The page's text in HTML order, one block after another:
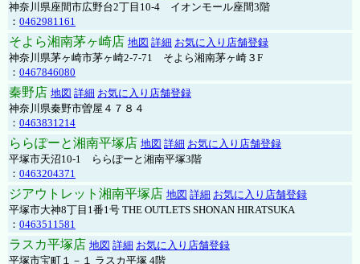
神奈川県座間市広野台2丁目10-4 イオンモール座間3階
： 0462981161
そよら湘南茅ヶ崎店 地図 詳細 お気に入り店舗登録
神奈川県茅ヶ崎市茅ヶ崎2‐7‐71 そよら湘南茅ヶ崎３F
： 0467846080
秦野店 地図 詳細 お気に入り店舗登録
神奈川県秦野市曽屋４７８４
： 0463831214
ららぽーと湘南平塚店 地図 詳細 お気に入り店舗登録
平塚市天沼10-1 ららぽーと湘南平塚3階
： 0463204371
ジアウトレット湘南平塚店 地図 詳細 お気に入り店舗登録
平塚市大神8丁目1番1号 THE OUTLETS SHONAN HIRATSUKA
： 0463511581
ラスカ平塚店 地図 詳細 お気に入り店舗登録
平塚市宝町１－１ ラスカ平塚 4階